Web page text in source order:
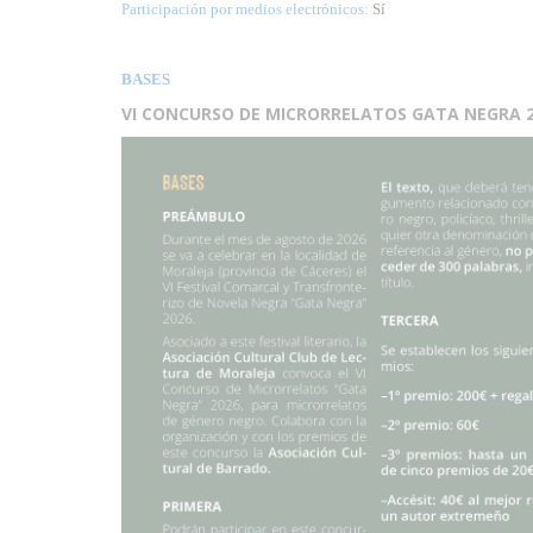
Participación por medios electrónicos: Sí
BASES
VI CONCURSO DE MICRORRELATOS GATA NEGRA